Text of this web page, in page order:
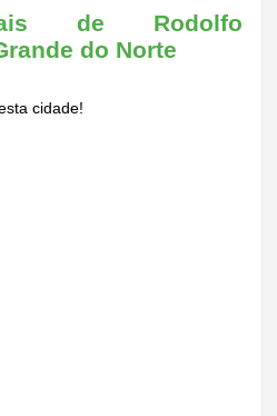
de Rodolfo
do Norte
cidade!